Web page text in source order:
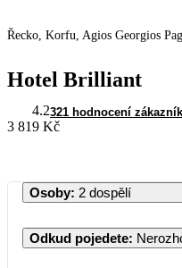
Řecko, Korfu, Agios Georgios
Hotel Brilliant
4.2321 hodnocení
3 819 Kč
Osoby: 2 dospělí
Odkud pojedete: